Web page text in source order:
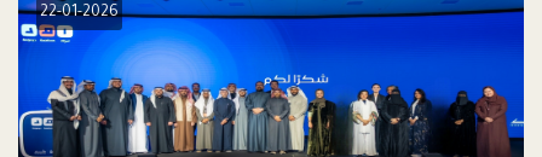
22-01-2026